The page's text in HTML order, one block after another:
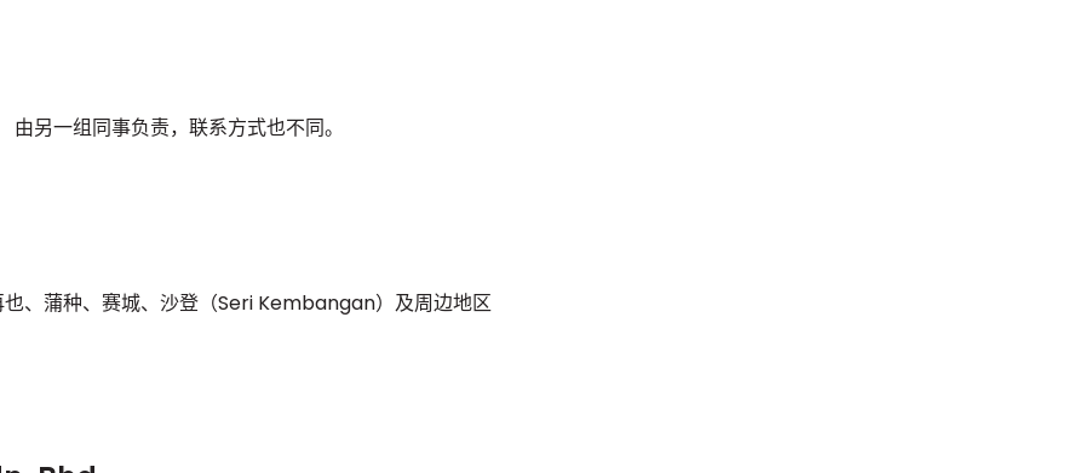
另一组同事负责，联系方式也不同。
、蒲种、赛城、沙登（Seri Kembangan）及周边地区